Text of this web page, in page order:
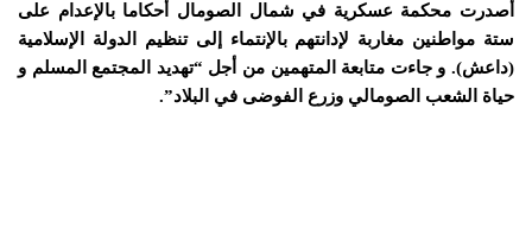
أصدرت محكمة عسكرية في شمال الصومال أحكاما بالإعدام على
ستة مواطنين مغاربة لإدانتهم بالإنتماء إلى تنظيم الدولة الإسلامية
(داعش). و جاءت متابعة المتهمين من أجل “تهديد المجتمع المسلم و
حياة الشعب الصومالي وزرع الفوضى في البلاد”.